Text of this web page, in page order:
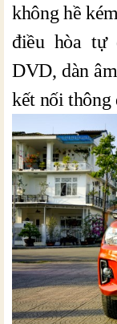
không hề
điều hòa tự
DVD, dàn
kết nối